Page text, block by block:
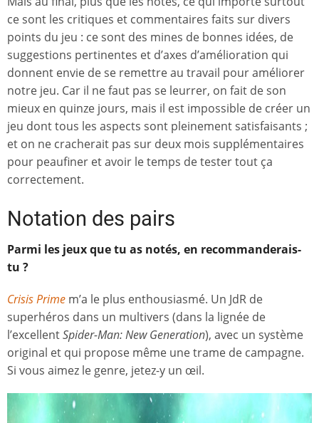
ce sont les critiques et commentaires faits sur divers
points du jeu : ce sont des mines de bonnes idées, de
suggestions pertinentes et d’axes d’amélioration qui
donnent envie de se remettre au travail pour améliorer
notre jeu. Car il ne faut pas se leurrer, on fait de son
mieux en quinze jours, mais il est impossible de créer un
jeu dont tous les aspects sont pleinement satisfaisants ;
et on ne cracherait pas sur deux mois supplémentaires
pour peaufiner et avoir le temps de tester tout ça
correctement.
Notation des pairs
Parmi les jeux que tu as notés, en recommanderais-
tu ?
Crisis Prime m’a le plus enthousiasmé. Un JdR de
superhéros dans un multivers (dans la lignée de
l’excellentSpider-Man: New Generation), avec un système
original et qui propose même une trame de campagne.
Si vous aimez le genre, jetez-y un œil.